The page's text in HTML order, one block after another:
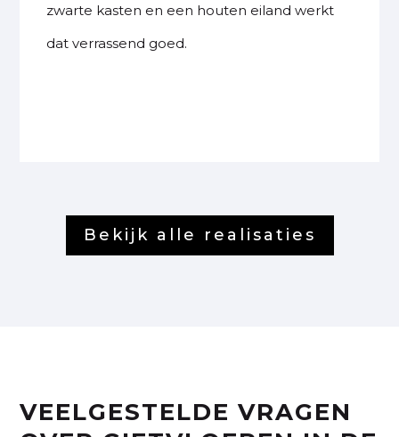
zwarte kasten en een houten eiland werkt
dat verrassend goed.
Bekijk alle realisaties
VEELGESTELDE VRAGEN